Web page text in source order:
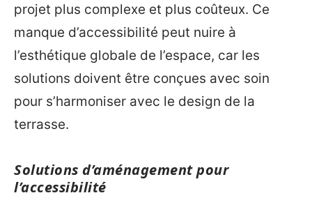
projet plus complexe et plus coûteux. Ce
manque d’accessibilité peut nuire à
l’esthétique globale de l’espace, car les
solutions doivent être conçues avec soin
pour s’harmoniser avec le design de la
terrasse.
Solutions d’aménagement pour
l’accessibilité